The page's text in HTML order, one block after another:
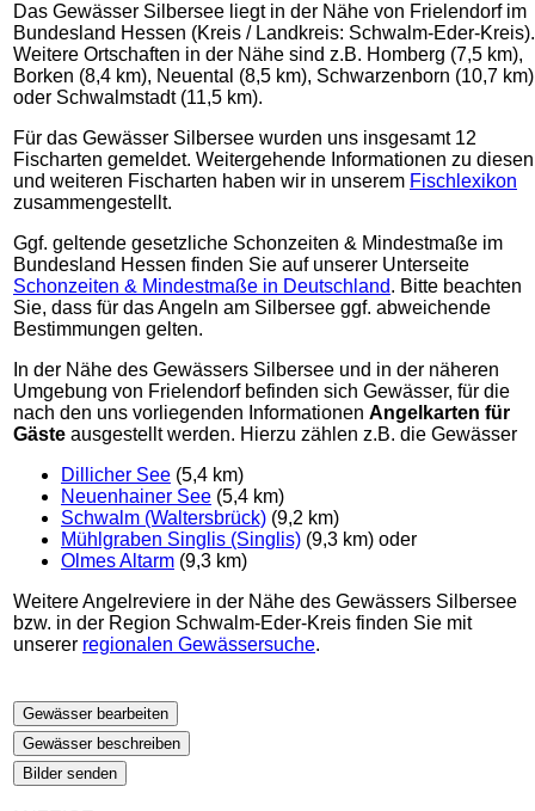
Das Gewässer Silbersee liegt in der Nähe von Frielendorf im
Bundesland Hessen (Kreis / Landkreis: Schwalm-Eder-Kreis).
Weitere Ortschaften in der Nähe sind z.B. Homberg (7,5 km),
Borken (8,4 km), Neuental (8,5 km), Schwarzenborn (10,7 km)
oder Schwalmstadt (11,5 km).
Für das Gewässer Silbersee wurden uns insgesamt 12
Fischarten gemeldet. Weitergehende Informationen zu diesen
und weiteren Fischarten haben wir in unserem Fischlexikon
zusammengestellt.
Ggf. geltende gesetzliche Schonzeiten & Mindestmaße im
Bundesland Hessen finden Sie auf unserer Unterseite
Schonzeiten & Mindestmaße in Deutschland. Bitte beachten
Sie, dass für das Angeln am Silbersee ggf. abweichende
Bestimmungen gelten.
In der Nähe des Gewässers Silbersee und in der näheren
Umgebung von Frielendorf befinden sich Gewässer, für die
nach den uns vorliegenden Informationen Angelkarten für
Gäste ausgestellt werden. Hierzu zählen z.B. die Gewässer
Dillicher See (5,4 km)
Neuenhainer See (5,4 km)
Schwalm (Waltersbrück) (9,2 km)
Mühlgraben Singlis (Singlis) (9,3 km) oder
Olmes Altarm (9,3 km)
Weitere Angelreviere in der Nähe des Gewässers Silbersee
bzw. in der Region Schwalm-Eder-Kreis finden Sie mit
unserer regionalen Gewässersuche.
Gewässer bearbeiten
Gewässer beschreiben
Bilder senden